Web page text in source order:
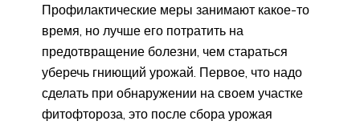
Профилактические меры занимают какое-то
время, но лучше его потратить на
предотвращение болезни, чем стараться
уберечь гниющий урожай. Первое, что надо
сделать при обнаружении на своем участке
фитофтороза, это после сбора урожая